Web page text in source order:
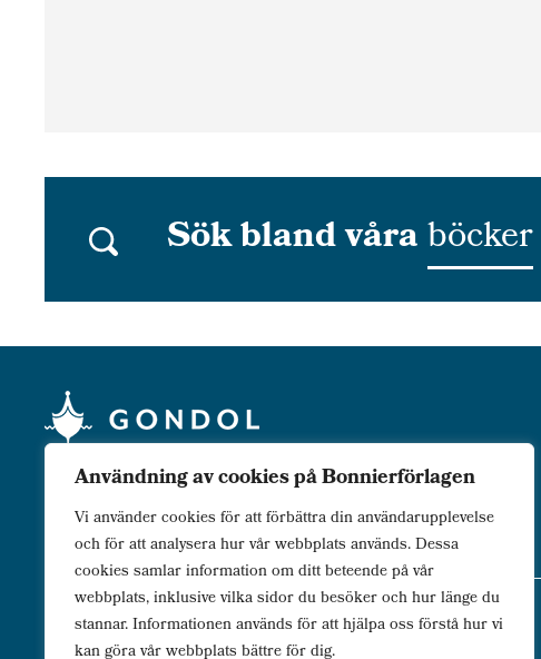
Användning av cookies på Bonnierförlagen
Vi använder cookies för att förbättra din användarupplevelse
och för att analysera hur vår webbplats används. Dessa
cookies samlar information om ditt beteende på vår
webbplats, inklusive vilka sidor du besöker och hur länge du
stannar. Informationen används för att hjälpa oss förstå hur vi
kan göra vår webbplats bättre för dig.
Sök bland våraböcker
För dig somlevergenom berättelser. Passion. Mystik.
Ödesmättad kärlek. Välj din verklighet.